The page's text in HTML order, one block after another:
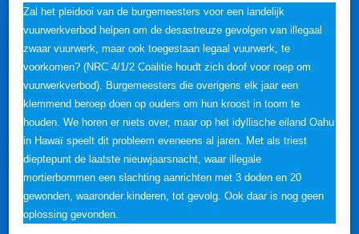
Zal het pleidooi van de burgemeesters voor een landelijk
vuurwerkverbod helpen om de desastreuze gevolgen van illegaal
zwaar vuurwerk, maar ook toegestaan legaal vuurwerk, te
voorkomen? (NRC 4/1/2 Coalitie houdt zich doof voor roep om
vuurwerkverbod). Burgemeesters die overigens elk jaar een
klemmend beroep doen op ouders om hun kroost in toom te
houden. We horen er niets over, maar op het idyllische eiland Oahu
in Hawaï speelt dit probleem eveneens al jaren. Met als triest
dieptepunt de laatste nieuwjaarsnacht, waar illegale
mortierbommen een slachting aanrichten met 3 doden en 20
gewonden, waaronder kinderen, tot gevolg. Ook daar is nog geen
oplossing gevonden.